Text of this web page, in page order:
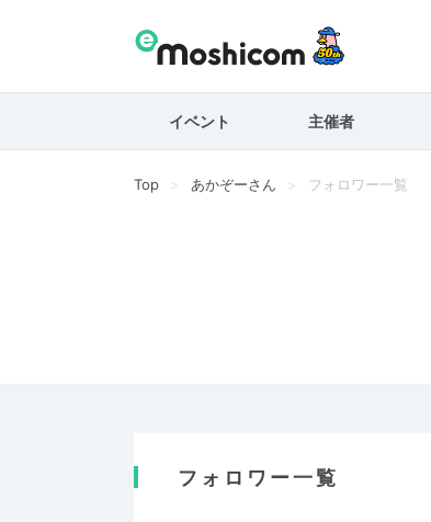
イベント 主催者
Top あかぞーさん フォロワー一覧
フォロワー一覧